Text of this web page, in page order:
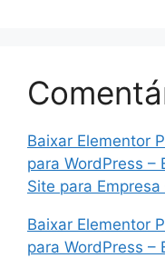
Baixar Elementor
para WordPress –
Site para
Baixar Elementor
para WordPress –